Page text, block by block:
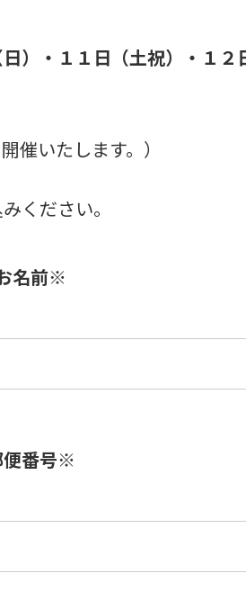
）・１１日（土祝）・１２
催いたします。）
ください。
名前※
番号※